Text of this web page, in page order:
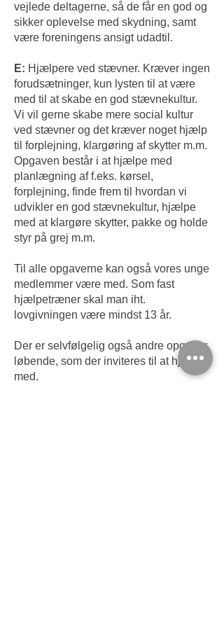
vejlede deltagerne, så de får en god og
sikker oplevelse med skydning, samt
være foreningens ansigt udadtil.
E: Hjælpere ved stævner. Kræver ingen
forudsætninger, kun lysten til at være
med til at skabe en god stævnekultur.
Vi vil gerne skabe mere social kultur
ved stævner og det kræver noget hjælp
til forplejning, klargøring af skytter m.m.
Opgaven består i at hjælpe med
planlægning af f.eks. kørsel,
forplejning, finde frem til hvordan vi
udvikler en god stævnekultur, hjælpe
med at klargøre skytter, pakke og holde
styr på grej m.m.
Til alle opgaverne kan også vores unge
medlemmer være med. Som fast
hjælpetræner skal man iht.
lovgivningen være mindst 13 år.
Der er selvfølgelig også andre opgaver
løbende, som der inviteres til at hjælpe
med.